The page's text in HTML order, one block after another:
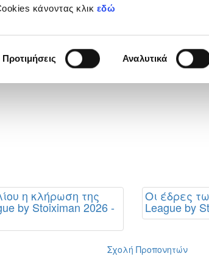
κάνοντας κλικ εδώ
Προτιμήσεις Αναλυτικά
η κλήρωση της
by Stoiximan 2026 -
Οι έδρες
League by
Σχολή Προπονητών